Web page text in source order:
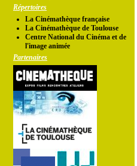
Répertoires
La Cinémathèque française
La Cinémathèque de Toulouse
Centre National du Cinéma et de
l'image animée
Partenaires